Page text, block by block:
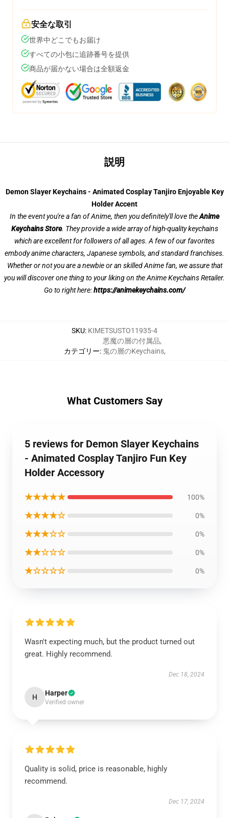
安全な取引
世界中どこでもお届け
すべての小包に追跡番号を提供
商品が届かない場合は全額返金
説明
Demon Slayer Keychains - Animated Cosplay Tanjiro Enjoyable Key
Holder Accent
In the event you're a fan of Anime, then you definitely'll love theAnime
Keychains Store. They provide a wide array of high-quality keychains
which are excellent for followers of all ages. A few of our favorites
embody anime characters, Japanese symbols, and standard franchises.
Whether or not you are a newbie or an skilled Anime fan, we assure that
you will discover one thing to your liking on the Anime Keychains Retailer.
Go to right here:https://animekeychains.com/
SKU: KIMETSUSTO11935-4
カテゴリー:
悪魔の層の付属品,
鬼の層のKeychains,
What Customers Say
5 reviews for Demon Slayer Keychains
- Animated Cosplay Tanjiro Fun Key
Holder Accessory
★★★★★ 100%
★★★★☆ 0%
★★★☆☆ 0%
★★☆☆☆ 0%
★☆☆☆☆ 0%
Wasn't expecting much, but the product turned out
great. Highly recommend.
Dec 18, 2024
H Harper
Verified owner
Quality is solid, price is reasonable, highly
recommend.
Dec 17, 2024